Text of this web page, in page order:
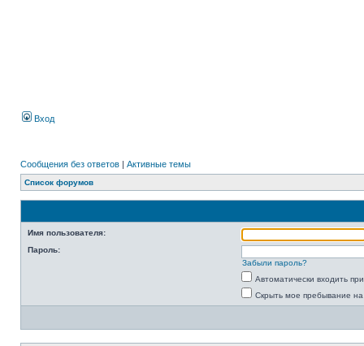
Вход
Сообщения без ответов | Активные темы
Список форумов
Имя пользователя:
Пароль:
Забыли пароль?
Автоматически входить
Скрыть мое пребывание